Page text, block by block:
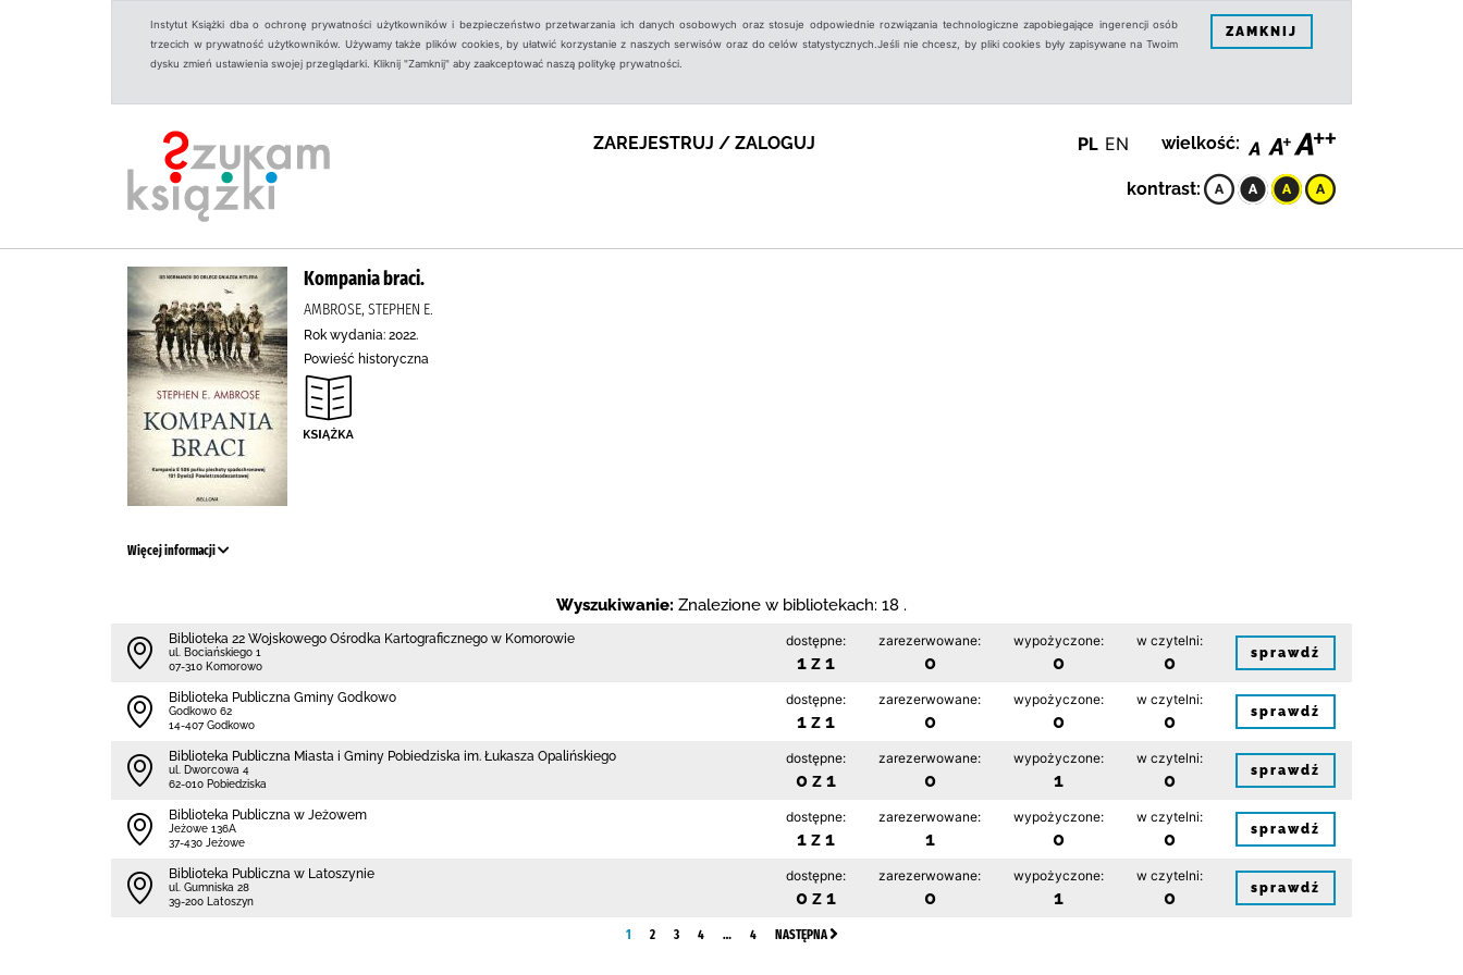
Instytut Książki dba o ochronę prywatności użytkowników i bezpieczeństwo przetwarzania ich danych osobowych oraz stosuje odpowiednie rozwiązania technologiczne zapobiegające ingerencji osób
trzecich w prywatność użytkowników. Używamy także plików cookies, by ułatwić korzystanie z naszych serwisów oraz do celów statystycznych.Jeśli nie chcesz, by pliki cookies były zapisywane na Twoim
dysku zmień ustawienia swojej przeglądarki. Kliknij "Zamknij" aby zaakceptować naszą politykę prywatności.
ZAMKNIJ
ZAREJESTRUJ / ZALOGUJ PL EN wielkość:
kontrast:
Kompania braci.
AMBROSE, STEPHEN E.
Rok wydania: 2022.
Powieść historyczna
Więcej informacji
Wyszukiwanie: Znalezione w bibliotekach: 18 .
Biblioteka 22 Wojskowego Ośrodka Kartograficznego w Komorowie
ul. Bociańskiego 1
07-310 Komorowo
dostępne:
1 z 1
zarezerwowane:
0
wypożyczone:
0
w czytelni:
0 sprawdź
Biblioteka Publiczna Gminy Godkowo
Godkowo 62
14-407 Godkowo
dostępne:
1 z 1
zarezerwowane:
0
wypożyczone:
0
w czytelni:
0 sprawdź
Biblioteka Publiczna Miasta i Gminy Pobiedziska im. Łukasza Opalińskiego
ul. Dworcowa 4
62-010 Pobiedziska
dostępne:
0 z 1
zarezerwowane:
0
wypożyczone:
1
w czytelni:
0 sprawdź
Biblioteka Publiczna w Jeżowem
Jeżowe 136A
37-430 Jeżowe
dostępne:
1 z 1
zarezerwowane:
1
wypożyczone:
0
w czytelni:
0 sprawdź
Biblioteka Publiczna w Latoszynie
ul. Gumniska 28
39-200 Latoszyn
dostępne:
0 z 1
zarezerwowane:
0
wypożyczone:
1
w czytelni:
0 sprawdź
1 2 3 4 … 4 NASTĘPNA